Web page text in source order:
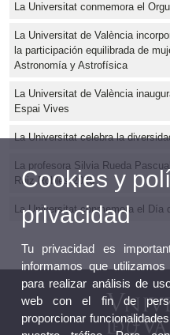
La Universitat conmemora el
La Universitat de València
la participación equilibrada de
Astronomía y Astrofísica
La Universitat de València
Espai Vives
La Universitat celebra la
La profesora Silvia Rueda
Ruiz Robles 2026
La Universitat conmemora el Día
Cookies y
privacidad
Tu privacidad es
informamos que
para realizar análisis de
web con el fin de
proporcionar